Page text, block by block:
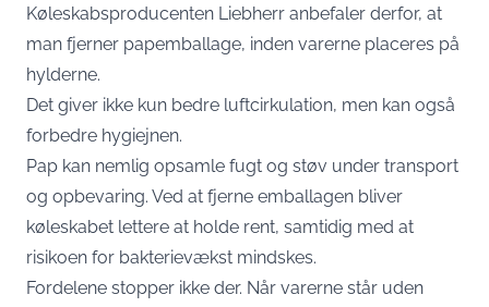
Køleskabsproducenten Liebherr anbefaler derfor, at
man fjerner papemballage, inden varerne placeres på
hylderne.
Det giver ikke kun bedre luftcirkulation, men kan også
forbedre hygiejnen.
Pap kan nemlig opsamle fugt og støv under transport
og opbevaring. Ved at fjerne emballagen bliver
køleskabet lettere at holde rent, samtidig med at
risikoen for bakterievækst mindskes.
Fordelene stopper ikke der. Når varerne står uden